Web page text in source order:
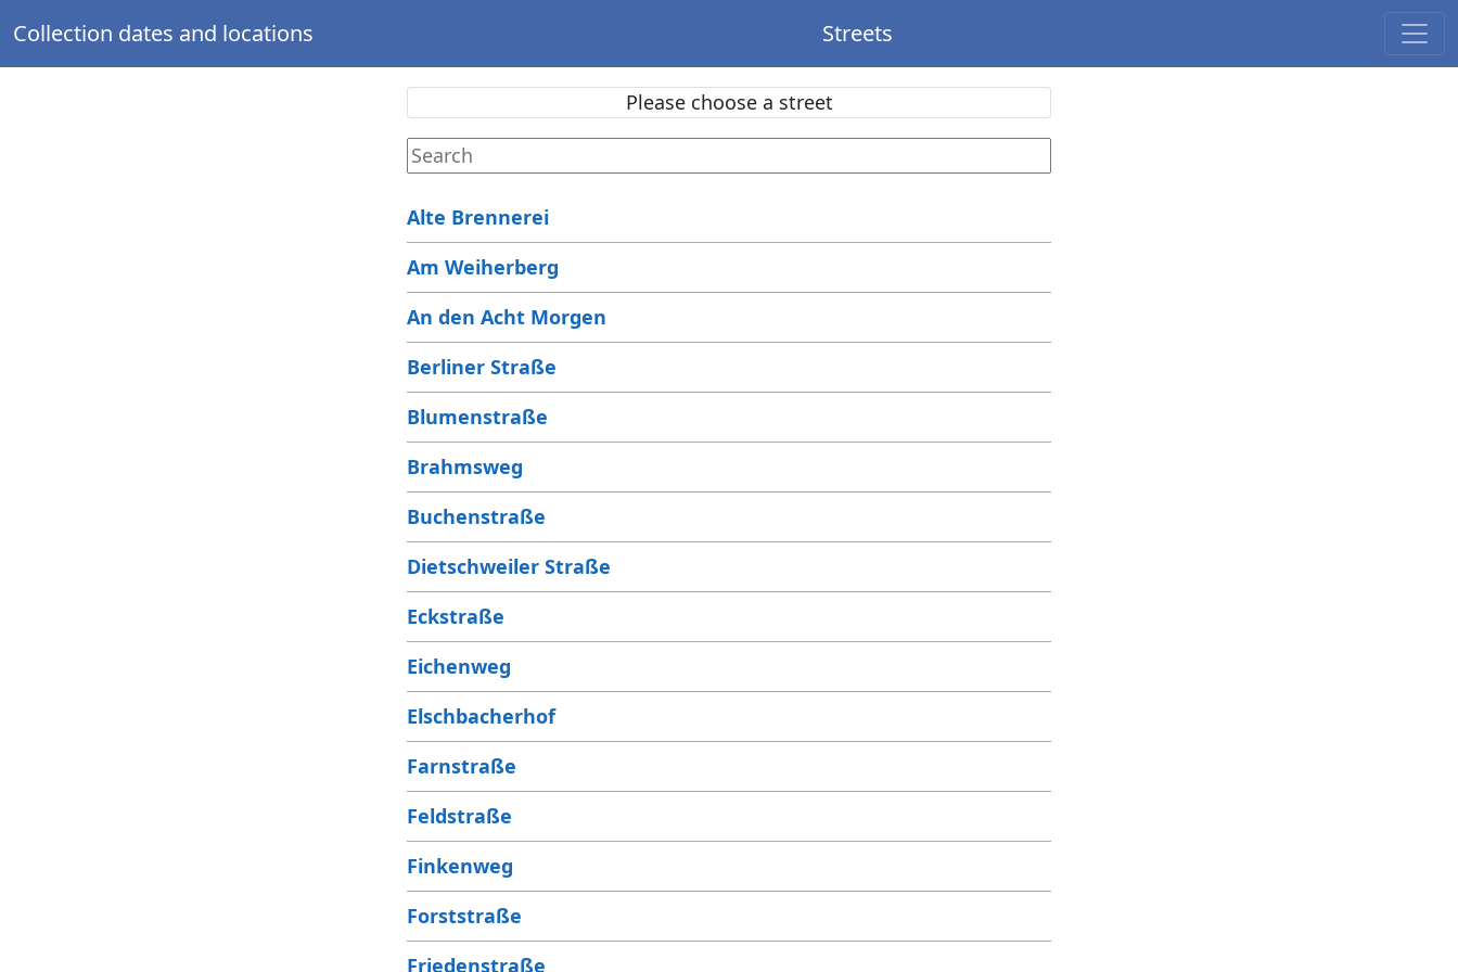
Collection dates and locations Streets
Please choose a street
Alte Brennerei
Am Weiherberg
An den Acht Morgen
Berliner Straße
Blumenstraße
Brahmsweg
Buchenstraße
Dietschweiler Straße
Eckstraße
Eichenweg
Elschbacherhof
Farnstraße
Feldstraße
Finkenweg
Forststraße
Friedenstraße